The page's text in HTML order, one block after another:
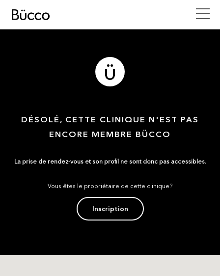
DÉSOLÉ, CETTE CLINIQUE N'EST PAS
ENCORE MEMBRE BÜCCO
La prise de rendez-vous et son profil ne sont donc pas accessibles.
Vous êtes le propriétaire de cette clinique?
Inscription